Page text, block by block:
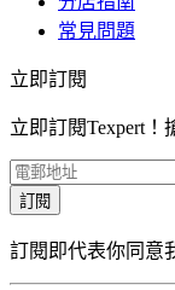
常見問題
立即訂閱
立即訂閱Texpert！
訂閱
訂閱即代表你同意